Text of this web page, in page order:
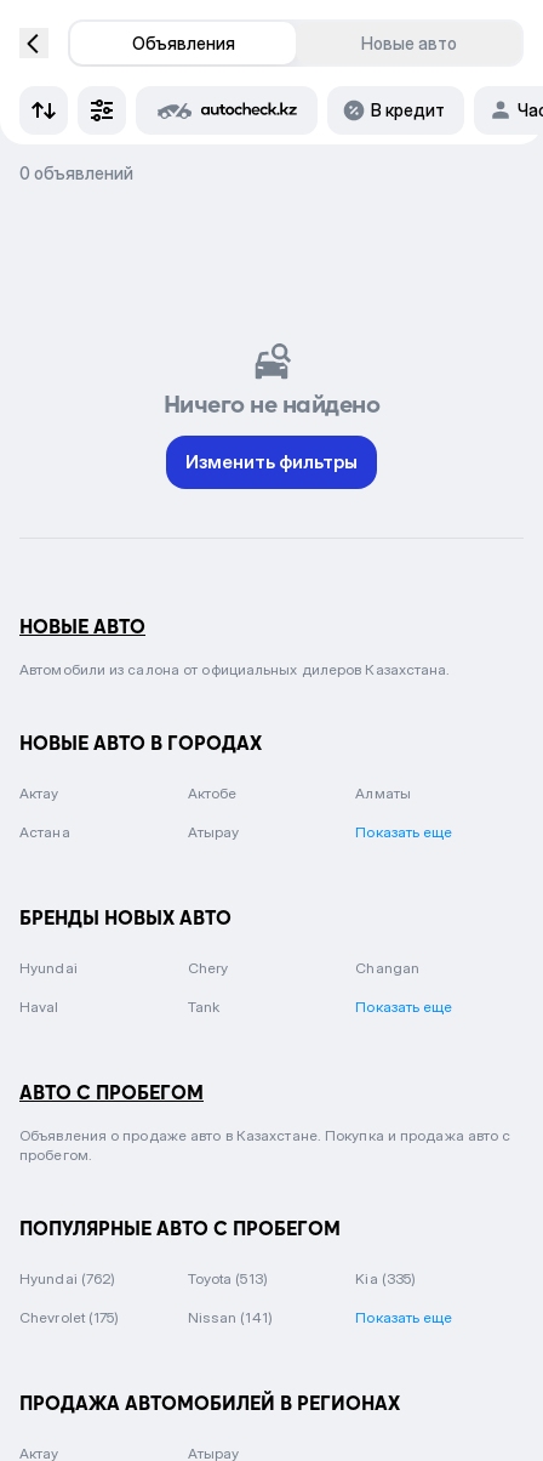
Объявления Новые авто
В кредит
0 объявлений
Ничего не найдено
Изменить фильтры
НОВЫЕ АВТО
Автомобили из салона от официальных дилеров Казахстана.
НОВЫЕ АВТО В ГОРОДАХ
Актау Актобе Алматы
Астана Атырау Показать еще
БРЕНДЫ НОВЫХ АВТО
Hyundai Chery Changan
Haval Tank Показать еще
АВТО С ПРОБЕГОМ
Объявления о продаже авто в Казахстане. Покупка и продажа авто с
пробегом.
ПОПУЛЯРНЫЕ АВТО С ПРОБЕГОМ
Hyundai (762) Toyota (513) Kia (335)
Chevrolet (175) Nissan (141) Показать еще
ПРОДАЖА АВТОМОБИЛЕЙ В РЕГИОНАХ
Актау Атырау